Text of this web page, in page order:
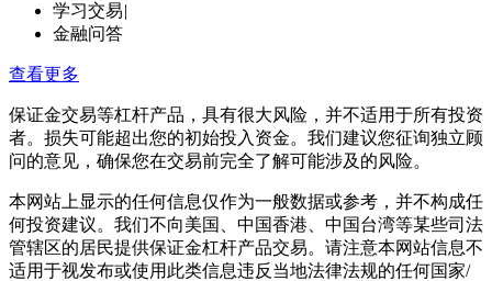
学习交易|
金融问答
查看更多
保证金交易等杠杆产品，具有很大风险，并不适用于所有投资
者。损失可能超出您的初始投入资金。我们建议您征询独立顾
问的意见，确保您在交易前完全了解可能涉及的风险。
本网站上显示的任何信息仅作为一般数据或参考，并不构成任
何投资建议。我们不向美国、中国香港、中国台湾等某些司法
管辖区的居民提供保证金杠杆产品交易。请注意本网站信息不
适用于视发布或使用此类信息违反当地法律法规的任何国家/